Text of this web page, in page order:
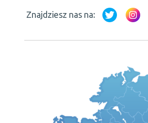
Znajdziesz nas na: